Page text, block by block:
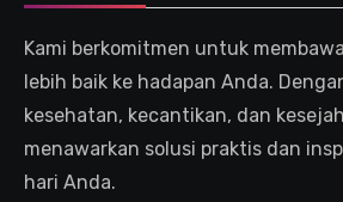
Kami berkomitmen untuk
lebih baik ke hadapan Anda.
kesehatan, kecantikan, dan
menawarkan solusi praktis dan
hari Anda.